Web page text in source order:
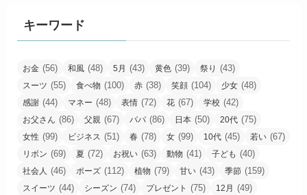
キーワード
お金 (56) 和風 (48) 5月 (43) 黄色 (39) 祭り (43)
スーツ (55) 食べ物 (100) 赤 (38) 笑顔 (104) 少女 (48)
感謝 (44) マネー (48) 表情 (72) 花 (67) 学校 (42)
お父さん (86) 父親 (67) パパ (86) 日本 (50) 20代 (75)
女性 (99) ビジネス (51) 春 (78) 女 (99) 10代 (45) 若い (67)
リボン (69) 夏 (72) お祝い (63) 動物 (41) 子ども (40)
社会人 (46) ポーズ (112) 植物 (79) 甘い (43) 季節 (159)
スイーツ (44) シーズン (74) プレゼント (75) 12月 (49)